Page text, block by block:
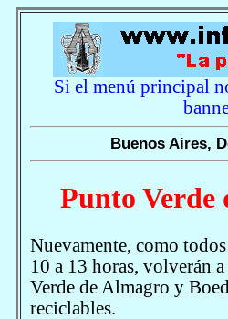
Si el menú principal
Buenos Aires,
Punto Verde
Nuevamente, como
10 a 13 horas, volverán
Verde de Almagro y
reciclables.